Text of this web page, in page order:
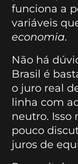
funciona a
variáveis
economia.
Não há
Brasil é
o juro real
linha com
neutro. Isso
pouco
juros de